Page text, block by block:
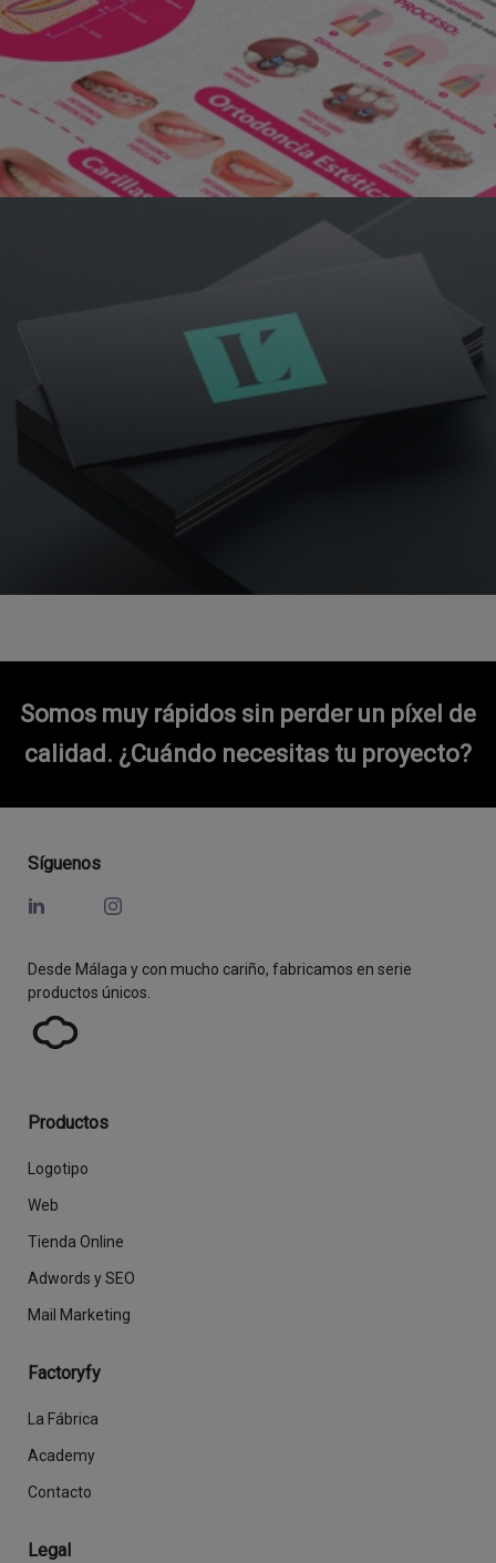
Somos muy rápidos sin perder un píxel de
calidad. ¿Cuándo necesitas tu proyecto?
Síguenos
Desde Málaga y con mucho cariño, fabricamos en serie
productos únicos.
Productos
Logotipo
Web
Tienda Online
Adwords y SEO
Mail Marketing
Factoryfy
La Fábrica
Academy
Contacto
Legal